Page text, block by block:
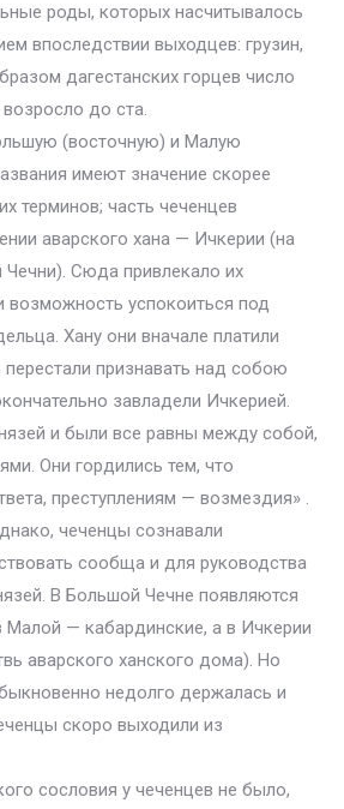
роды, которых насчитывалось
впоследствии выходцев: грузин,
дагестанских горцев число
до ста.
(восточную) и Малую
имеют значение скорее
терминов; часть чеченцев
аварского хана — Ичкерии (на
Сюда привлекало их
успокоиться под
Хану они вначале платили
признавать над собою
завладели Ичкерией.
и были все равны между собой,
Они гордились тем, что
преступлениям — возмездия» .
чеченцы сознавали
сообща и для руководства
В Большой Чечне появляются
Малой — кабардинские, а в Ичкерии
аварского ханского дома). Но
недолго держалась и
скоро выходили из
сословия у чеченцев не было,